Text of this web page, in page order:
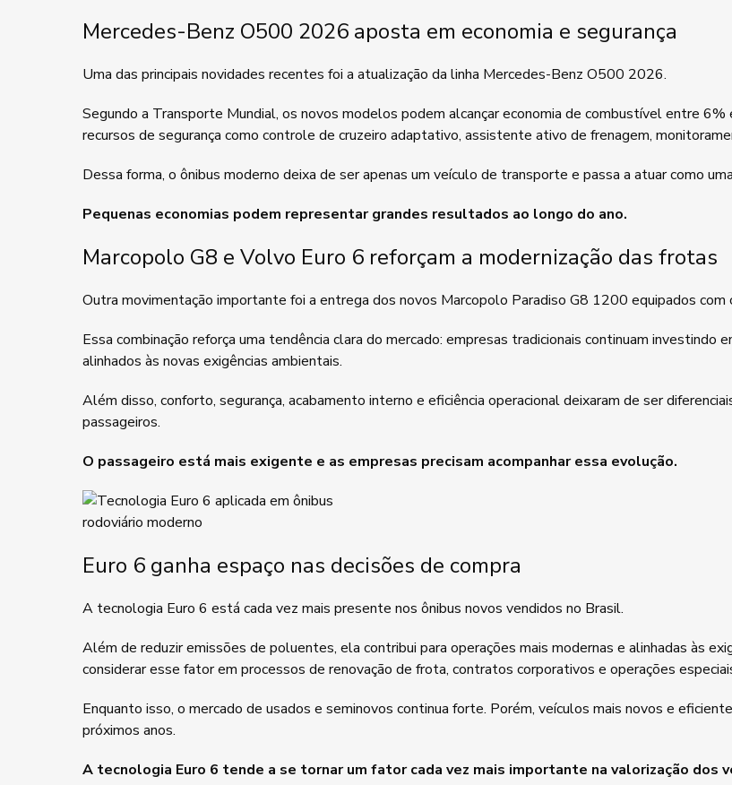
Mercedes-Benz O500 2026 aposta em economia e segurança
Uma das principais novidades recentes foi a atualização da linha Mercedes-Benz O500 2026.
Segundo a Transporte Mundial, os novos modelos podem alcançar economia de combustível entre
recursos de segurança como controle de cruzeiro adaptativo, assistente ativo de frenagem,
Dessa forma, o ônibus moderno deixa de ser apenas um veículo de transporte e passa a atuar como
Pequenas economias podem representar grandes resultados ao longo do ano.
Marcopolo G8 e Volvo Euro 6 reforçam a modernização das frotas
Outra movimentação importante foi a entrega dos novos Marcopolo Paradiso G8 1200 equipados com
Essa combinação reforça uma tendência clara do mercado: empresas tradicionais continuam investindo
alinhados às novas exigências ambientais.
Além disso, conforto, segurança, acabamento interno e eficiência operacional deixaram de ser
passageiros.
O passageiro está mais exigente e as empresas precisam acompanhar essa evolução.
Euro 6 ganha espaço nas decisões de compra
A tecnologia Euro 6 está cada vez mais presente nos ônibus novos vendidos no Brasil.
Além de reduzir emissões de poluentes, ela contribui para operações mais modernas e alinhadas às
considerar esse fator em processos de renovação de frota, contratos corporativos e operações
Enquanto isso, o mercado de usados e seminovos continua forte. Porém, veículos mais novos e
próximos anos.
A tecnologia Euro 6 tende a se tornar um fator cada vez mais importante na valorização dos